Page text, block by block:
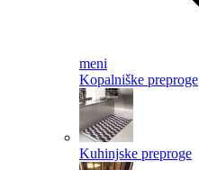
meni
Kopalniške preproge
Kuhinjske preproge